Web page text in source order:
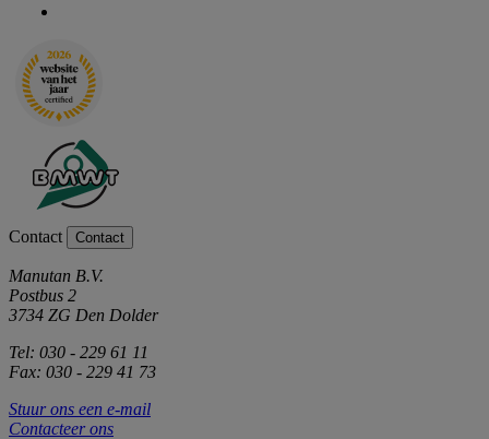
Contact Contact
Manutan B.V.
Postbus 2
3734 ZG Den Dolder
Tel: 030 - 229 61 11
Fax: 030 - 229 41 73
Stuur ons een e-mail
Contacteer ons